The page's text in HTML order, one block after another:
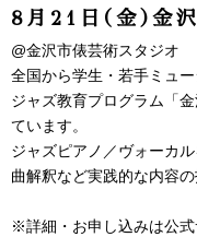
8月21日(金)金
@金沢市俵芸術スタジ
全国から学生・若手ミュ
ジャズ教育プログラム「
ています。
ジャズピアノ／ヴォーカ
曲解釈など実践的な内容の
※詳細・お申し込みは公